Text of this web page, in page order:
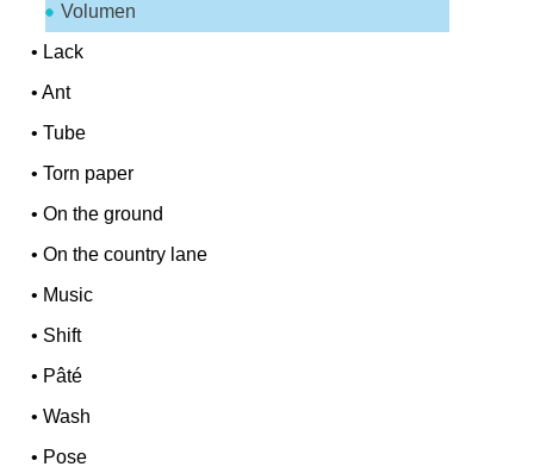
Volumen
• Lack
•Ant
•Tube
•Torn paper
•On the ground
•On the country lane
• Music
• Shift
• Pâté
•Wash
• Pose